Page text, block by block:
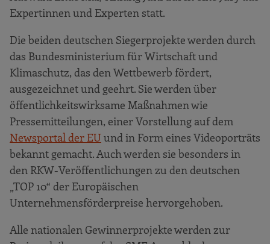
Expertinnen und Experten statt.
Die beiden deutschen Siegerprojekte werden durch
das Bundesministerium für Wirtschaft und
Klimaschutz, das den Wettbewerb fördert,
ausgezeichnet und geehrt. Sie werden über
öffentlichkeitswirksame Maßnahmen wie
Pressemitteilungen, einer Vorstellung auf dem
Newsportal der EUund in Form eines Videoporträts
bekannt gemacht. Auch werden sie besonders in
den RKW-Veröffentlichungen zu den deutschen
„TOP 10“ der Europäischen
Unternehmensförderpreise hervorgehoben.
Alle nationalen Gewinnerprojekte werden zur